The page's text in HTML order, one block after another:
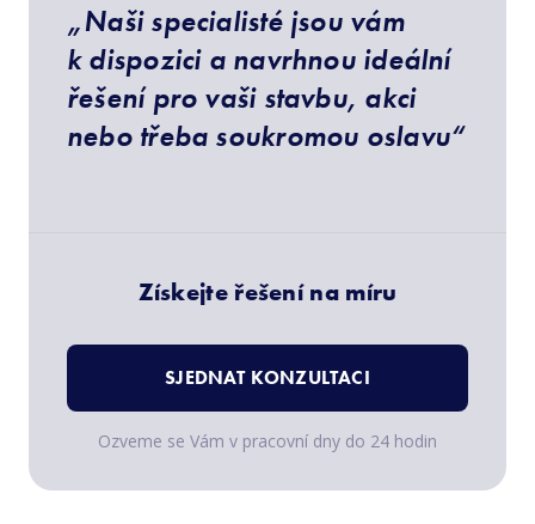
„Naši specialisté jsou vám
k dispozici a navrhnou ideální
řešení pro vaši stavbu, akci
nebo třeba soukromou oslavu“
Získejte řešení na míru
Ozveme se Vám v pracovní dny do 24 hodin
SJEDNAT KONZULTACI